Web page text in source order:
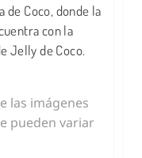
de Coco, donde la
con la
Jelly de Coco.
las imágenes
pueden variar